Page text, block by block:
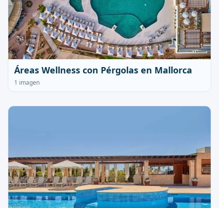
Áreas Wellness con Pérgolas en Mallorca
1 imagen